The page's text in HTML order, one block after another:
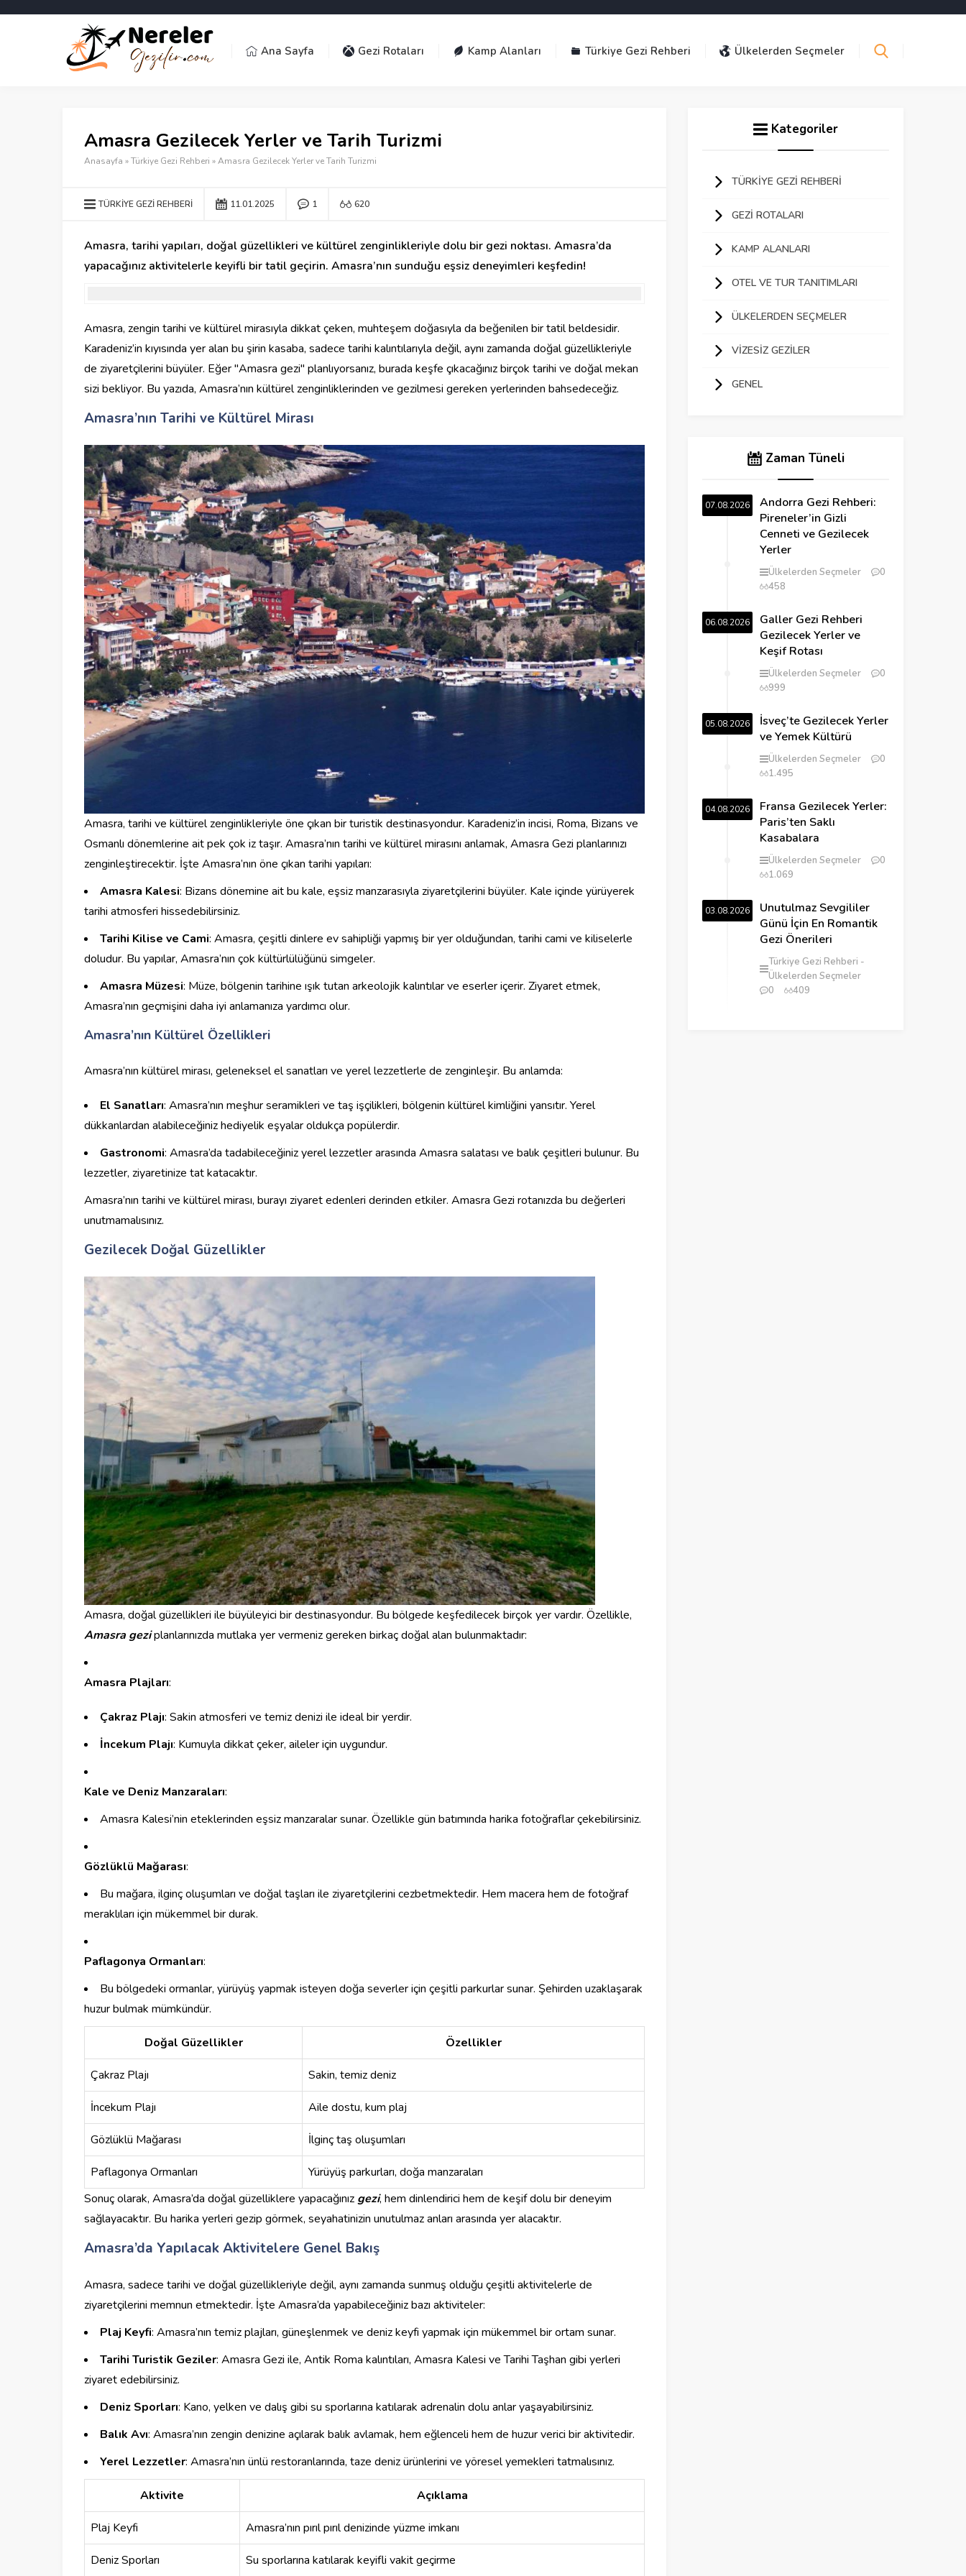
Ana Sayfa Gezi Rotaları Kamp Alanları Türkiye Gezi Rehberi Ülkelerden Seçmeler
Amasra Gezilecek Yerler ve Tarih Turizmi
Anasayfa »Türkiye Gezi Rehberi »Amasra Gezilecek Yerler ve Tarih Turizmi
TÜRKIYE GEZI REHBERI 11.01.2025 1 620
Amasra, tarihi yapıları, doğal güzellikleri ve kültürel zenginlikleriyle dolu bir gezi noktası. Amasra’da
yapacağınız aktivitelerle keyifli bir tatil geçirin. Amasra’nın sunduğu eşsiz deneyimleri keşfedin!
Amasra, zengin tarihi ve kültürel mirasıyla dikkat çeken, muhteşem doğasıyla da beğenilen bir tatil beldesidir.
Karadeniz’in kıyısında yer alan bu şirin kasaba, sadece tarihi kalıntılarıyla değil, aynı zamanda doğal güzellikleriyle
de ziyaretçilerini büyüler. Eğer "Amasra gezi" planlıyorsanız, burada keşfe çıkacağınız birçok tarihi ve doğal mekan
sizi bekliyor. Bu yazıda, Amasra’nın kültürel zenginliklerinden ve gezilmesi gereken yerlerinden bahsedeceğiz.
Amasra’nın Tarihi ve Kültürel Mirası
Amasra, tarihi ve kültürel zenginlikleriyle öne çıkan bir turistik destinasyondur. Karadeniz’in incisi, Roma, Bizans ve
Osmanlı dönemlerine ait pek çok iz taşır. Amasra’nın tarihi ve kültürel mirasını anlamak, Amasra Gezi planlarınızı
zenginleştirecektir. İşte Amasra’nın öne çıkan tarihi yapıları:
Amasra Kalesi: Bizans dönemine ait bu kale, eşsiz manzarasıyla ziyaretçilerini büyüler. Kale içinde yürüyerek
tarihi atmosferi hissedebilirsiniz.
Tarihi Kilise ve Cami: Amasra, çeşitli dinlere ev sahipliği yapmış bir yer olduğundan, tarihi cami ve kiliselerle
doludur. Bu yapılar, Amasra’nın çok kültürlülüğünü simgeler.
Amasra Müzesi: Müze, bölgenin tarihine ışık tutan arkeolojik kalıntılar ve eserler içerir. Ziyaret etmek,
Amasra’nın geçmişini daha iyi anlamanıza yardımcı olur.
Amasra’nın Kültürel Özellikleri
Amasra’nın kültürel mirası, geleneksel el sanatları ve yerel lezzetlerle de zenginleşir. Bu anlamda:
El Sanatları: Amasra’nın meşhur seramikleri ve taş işçilikleri, bölgenin kültürel kimliğini yansıtır. Yerel
dükkanlardan alabileceğiniz hediyelik eşyalar oldukça popülerdir.
Gastronomi: Amasra’da tadabileceğiniz yerel lezzetler arasında Amasra salatası ve balık çeşitleri bulunur. Bu
lezzetler, ziyaretinize tat katacaktır.
Amasra’nın tarihi ve kültürel mirası, burayı ziyaret edenleri derinden etkiler. Amasra Gezi rotanızda bu değerleri
unutmamalısınız.
Gezilecek Doğal Güzellikler
Amasra, doğal güzellikleri ile büyüleyici bir destinasyondur. Bu bölgede keşfedilecek birçok yer vardır. Özellikle,
Amasra geziplanlarınızda mutlaka yer vermeniz gereken birkaç doğal alan bulunmaktadır:
Amasra Plajları:
Çakraz Plajı: Sakin atmosferi ve temiz denizi ile ideal bir yerdir.
İncekum Plajı: Kumuyla dikkat çeker, aileler için uygundur.
Kale ve Deniz Manzaraları:
Amasra Kalesi’nin eteklerinden eşsiz manzaralar sunar. Özellikle gün batımında harika fotoğraflar çekebilirsiniz.
Gözlüklü Mağarası:
Bu mağara, ilginç oluşumları ve doğal taşları ile ziyaretçilerini cezbetmektedir. Hem macera hem de fotoğraf
meraklıları için mükemmel bir durak.
Paflagonya Ormanları:
Bu bölgedeki ormanlar, yürüyüş yapmak isteyen doğa severler için çeşitli parkurlar sunar. Şehirden uzaklaşarak
huzur bulmak mümkündür.
Doğal Güzellikler Özellikler
Çakraz Plajı Sakin, temiz deniz
İncekum Plajı Aile dostu, kum plaj
Gözlüklü Mağarası İlginç taş oluşumları
Paflagonya Ormanları
Yürüyüş parkurları, doğa manzaraları
Sonuç olarak, Amasra’da doğal güzelliklere yapacağınız gezi, hem dinlendirici hem de keşif dolu bir deneyim
sağlayacaktır. Bu harika yerleri gezip görmek, seyahatinizin unutulmaz anları arasında yer alacaktır.
Amasra’da Yapılacak Aktivitelere Genel Bakış
Amasra, sadece tarihi ve doğal güzellikleriyle değil, aynı zamanda sunmuş olduğu çeşitli aktivitelerle de
ziyaretçilerini memnun etmektedir. İşte Amasra’da yapabileceğiniz bazı aktiviteler:
Plaj Keyfi: Amasra’nın temiz plajları, güneşlenmek ve deniz keyfi yapmak için mükemmel bir ortam sunar.
Tarihi Turistik Geziler: Amasra Gezi ile, Antik Roma kalıntıları, Amasra Kalesi ve Tarihi Taşhan gibi yerleri
ziyaret edebilirsiniz.
Deniz Sporları: Kano, yelken ve dalış gibi su sporlarına katılarak adrenalin dolu anlar yaşayabilirsiniz.
Balık Avı: Amasra’nın zengin denizine açılarak balık avlamak, hem eğlenceli hem de huzur verici bir aktivitedir.
Yerel Lezzetler: Amasra’nın ünlü restoranlarında, taze deniz ürünlerini ve yöresel yemekleri tatmalısınız.
Aktivite Açıklama
Plaj Keyfi Amasra’nın pırıl pırıl denizinde yüzme imkanı
Deniz Sporları Su sporlarına katılarak keyifli vakit geçirme
Kategoriler
TÜRKIYE GEZI REHBERI
GEZI ROTALARI
KAMP ALANLARI
OTEL VE TUR TANITIMLARI
ÜLKELERDEN SEÇMELER
VIZESIZ GEZILER
GENEL
Zaman Tüneli
07.08.2026
Andorra Gezi Rehberi:
Pireneler’in Gizli
Cenneti ve Gezilecek
Yerler
Ülkelerden Seçmeler
0
458
06.08.2026
Galler Gezi Rehberi
Gezilecek Yerler ve
Keşif Rotası
Ülkelerden Seçmeler
0
999
05.08.2026
İsveç’te Gezilecek Yerler
ve Yemek Kültürü
Ülkelerden Seçmeler
0
1.495
04.08.2026
Fransa Gezilecek Yerler:
Paris’ten Saklı
Kasabalara
Ülkelerden Seçmeler
0
1.069
03.08.2026
Unutulmaz Sevgililer
Günü İçin En Romantik
Gezi Önerileri
Türkiye Gezi Rehberi
Ülkelerden Seçmeler
0
409